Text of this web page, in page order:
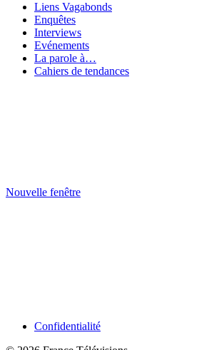
Liens Vagabonds
Enquêtes
Interviews
Evénements
La parole à…
Cahiers de tendances
Nouvelle fenêtre
Confidentialité